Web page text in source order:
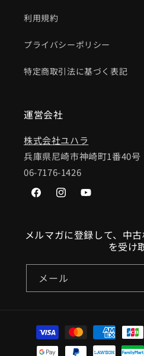
利用規約
プライバシーポリシー
特定商取引法に基づく表記
運営会社
株式会社ユハラ
兵庫県尼崎市神崎町1番40号
06-7176-1426
FacebookInstagramYouTube
メルマガに登録して、中
を受け
メール